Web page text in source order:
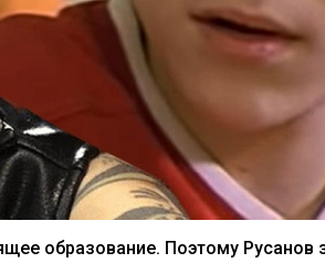
образование. Поэтому Русанов